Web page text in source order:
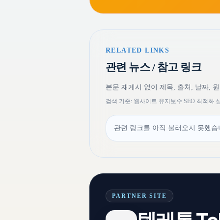
RELATED LINKS
관련 뉴스 / 참고 링크
본문 재게시 없이 제목, 출처, 날짜,
검색 기준: 웹사이트 유지보수 SEO 최적화
관련 링크를 아직 불러오지 못했
PARTNER SITE